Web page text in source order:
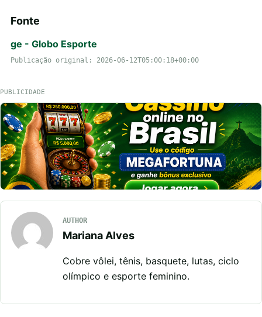
Fonte
ge - Globo Esporte
Publicação original: 2026-06-12T05:00:18+00:00
PUBLICIDADE
AUTHOR
Mariana Alves
Cobre vôlei, tênis, basquete, lutas, ciclo
olímpico e esporte feminino.